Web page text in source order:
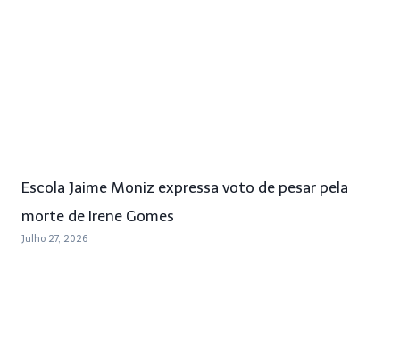
Escola Jaime Moniz expressa voto de pesar pela
morte de Irene Gomes
Julho 27, 2026